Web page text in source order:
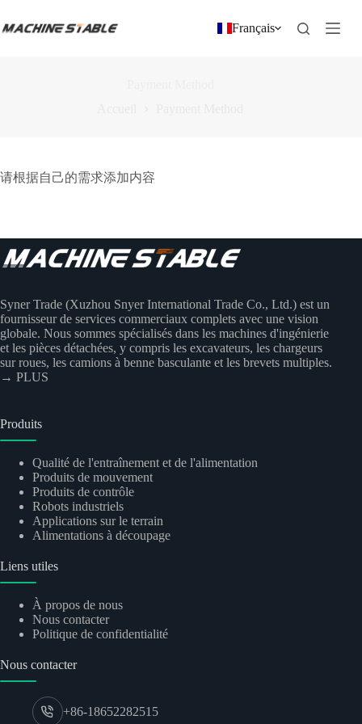
au
contenu
Français
请根据自己的需求添加内容
Syner Trade (Xuzhou Snyer International Trade Co., Ltd.) est un
fournisseur de services commerciaux complets avec une vision
globale. Nous sommes spécialisés dans les machines d'ingénierie
et les pièces détachées, y compris les excavateurs, les chargeurs
sur roues, les camions à benne basculante et les brevets multiples.
→ PLUS
Produits
Qualité de l'entraînement et de l'alimentation
Produits de mouvement
Produits de contrôle
Robots industriels
Applications sur le terrain
Alimentations à découpage
Liens utiles
À propos de nous
Nous contacter
Politique de confidentialité
Nous contacter
+86-18652282515